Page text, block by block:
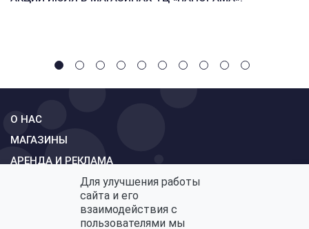
О НАС
МАГАЗИНЫ
АРЕНДА И РЕКЛАМА
ОБРАТНАЯ СВЯЗЬ
Для улучшения работы
сайта и его
взаимодействия с
пользователями мы